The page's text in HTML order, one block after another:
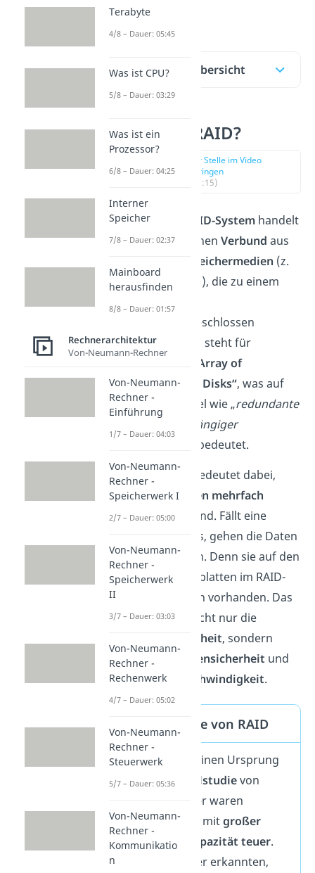
Video!
Inhaltsübersicht
Was ist RAID?
zur Stelle im Video
springen
(00:15)
Bei einem RAID-System handelt
es sich um einenVerbund aus
mehreren Speichermedien (z.
B. Festplatten), die zu einem
zusammengeschlossen
werden. RAID steht für
„Redundant Array of
Independent Disks“, was auf
Deutsch soviel wie „redundante
Reihe unabhängiger
“ bedeutet.
Redundant
bedeutet dabei,
dass dieDaten mehrfach
vorhanden
sind. Fällt eine
Festplatte aus, gehen die Daten
nicht verloren. Denn sie auf den
anderen Festplatten im RAID-
Verbund noch vorhanden. Das
verbessert nicht nur die
Ausfallsicherheit, sondern
auch die
Datensicherheit und
Transfergeschwindigkeit.
Geschichte von RAID
RAID hat seinen Ursprung
in einer
Fallstudievon
. Früher waren
Festplatten mitgroßer
Speicherkapazität teuer.
Die Forscher erkannten,
Terabyte
4/8 – Dauer: 05:45
Was ist CPU?
5/8 – Dauer: 03:29
Was ist ein
Prozessor?
6/8 – Dauer: 04:25
Interner
Speicher
7/8 – Dauer: 02:37
Mainboard
herausfinden
8/8 – Dauer: 01:57
Rechnerarchitektur
Von-Neumann-Rechner
Von-Neumann-
Rechner -
Einführung
1/7 – Dauer: 04:03
Von-Neumann-
Rechner -
Speicherwerk I
2/7 – Dauer: 05:00
Von-Neumann-
Rechner -
Speicherwerk
II
3/7 – Dauer: 03:03
Von-Neumann-
Rechner -
Rechenwerk
4/7 – Dauer: 05:02
Von-Neumann-
Rechner -
Steuerwerk
5/7 – Dauer: 05:36
Von-Neumann-
Rechner -
Kommunikatio
n